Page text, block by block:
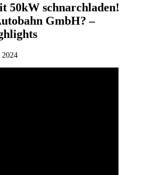
50kW schnarchladen!
GmbH? –
2024